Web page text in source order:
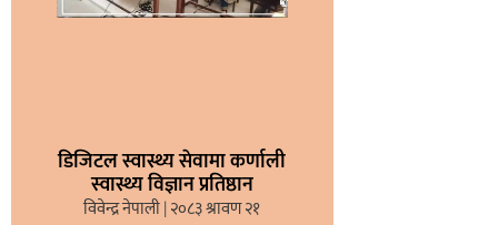
डिजिटल स्वास्थ्य सेवामा कर्णाली
स्वास्थ्य विज्ञान प्रतिष्ठान
विवेन्द्र नेपाली २०८३ श्रावण २१